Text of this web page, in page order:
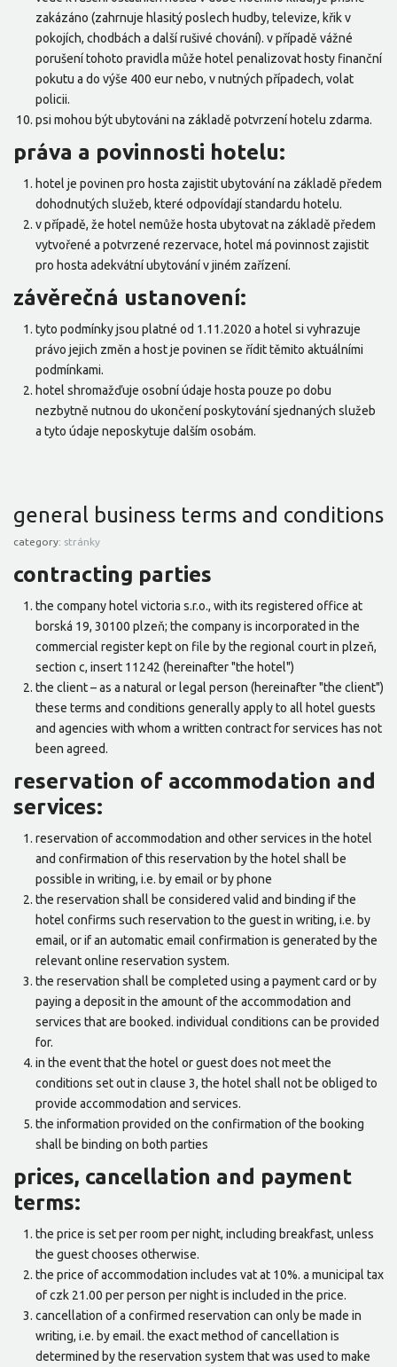
zakázáno (zahrnuje hlasitý poslech hudby, televize, křik v
pokojích, chodbách a další rušivé chování). v případě vážné
porušení tohoto pravidla může hotel penalizovat hosty finanční
pokutu a do výše 400 eur nebo, v nutných případech, volat
policii.
psi mohou být ubytováni na základě potvrzení hotelu zdarma.
práva a povinnosti hotelu:
hotel je povinen pro hosta zajistit ubytování na základě předem
dohodnutých služeb, které odpovídají standardu hotelu.
v případě, že hotel nemůže hosta ubytovat na základě předem
vytvořené a potvrzené rezervace, hotel má povinnost zajistit
pro hosta adekvátní ubytování v jiném zařízení.
závěrečná ustanovení:
tyto podmínky jsou platné od 1.11.2020 a hotel si vyhrazuje
právo jejich změn a host je povinen se řídit těmito aktuálními
podmínkami.
hotel shromažďuje osobní údaje hosta pouze po dobu
nezbytně nutnou do ukončení poskytování sjednaných služeb
a tyto údaje neposkytuje dalším osobám.
general business terms and conditions
category: stránky
contracting parties
the company hotel victoria s.r.o., with its registered office at
borská 19, 30100 plzeň; the company is incorporated in the
commercial register kept on file by the regional court in plzeň,
section c, insert 11242 (hereinafter "the hotel")
the client – as a natural or legal person (hereinafter "the client")
these terms and conditions generally apply to all hotel guests
and agencies with whom a written contract for services has not
been agreed.
reservation of accommodation and
services:
reservation of accommodation and other services in the hotel
and confirmation of this reservation by the hotel shall be
possible in writing, i.e. by email or by phone
the reservation shall be considered valid and binding if the
hotel confirms such reservation to the guest in writing, i.e. by
email, or if an automatic email confirmation is generated by the
relevant online reservation system.
the reservation shall be completed using a payment card or by
paying a deposit in the amount of the accommodation and
services that are booked. individual conditions can be provided
for.
in the event that the hotel or guest does not meet the
conditions set out in clause 3, the hotel shall not be obliged to
provide accommodation and services.
the information provided on the confirmation of the booking
shall be binding on both parties
prices, cancellation and payment
terms:
the price is set per room per night, including breakfast, unless
the guest chooses otherwise.
the price of accommodation includes vat at 10%. a municipal tax
of czk 21.00 per person per night is included in the price.
cancellation of a confirmed reservation can only be made in
writing, i.e. by email. the exact method of cancellation is
determined by the reservation system that was used to make